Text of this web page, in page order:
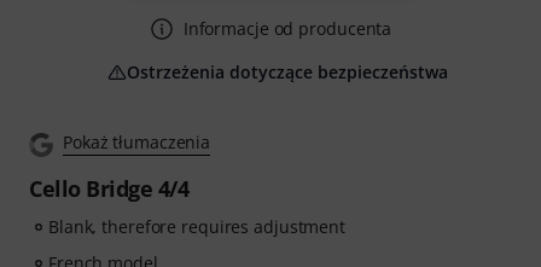
Pokaż tłumaczenia
Cello Bridge 4/4
Blank, therefore requires adjustment
Informacje od producenta
Ostrzeżenia dotyczące bezpieczeństwa